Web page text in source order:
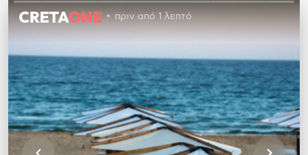
πριν από 1 λεπτό